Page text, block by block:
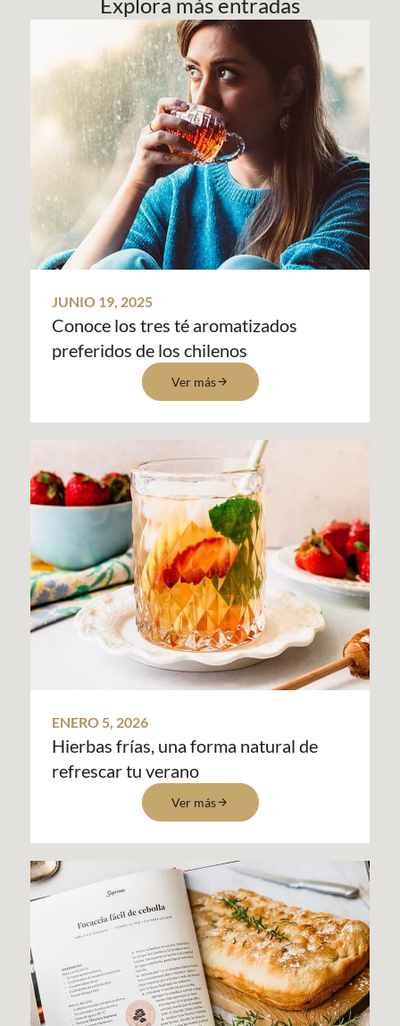
JUNIO 19, 2025
Conoce los tres té aromatizados
preferidos de los chilenos
Ver más
ENERO 5, 2026
Hierbas frías, una forma natural de
refrescar tu verano
Ver más